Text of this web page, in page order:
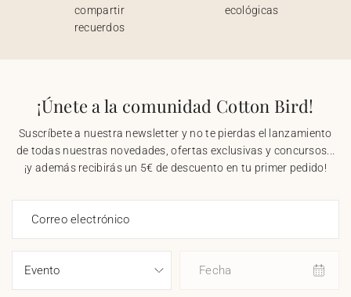
compartir
recuerdos
ecológicas
¡Únete a la comunidad Cotton Bird!
Suscríbete a nuestra newsletter y no te pierdas el lanzamiento
de todas nuestras novedades, ofertas exclusivas y concursos...
¡y además recibirás un 5€ de descuento en tu primer pedido!
Correo electrónico
Fecha